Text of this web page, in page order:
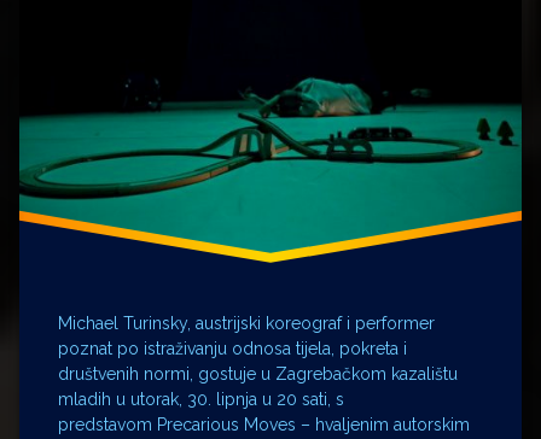
Michael Turinsky, austrijski koreograf i performer
poznat po istraživanju odnosa tijela, pokreta i
društvenih normi, gostuje u Zagrebačkom kazalištu
mladih u utorak, 30. lipnja u 20 sati, s
predstavom Precarious Moves – hvaljenim autorskim